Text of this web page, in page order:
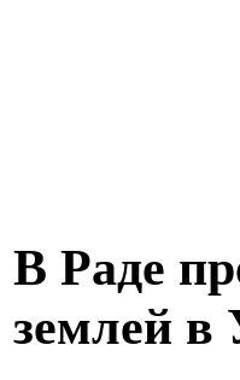
В Раде
землей в